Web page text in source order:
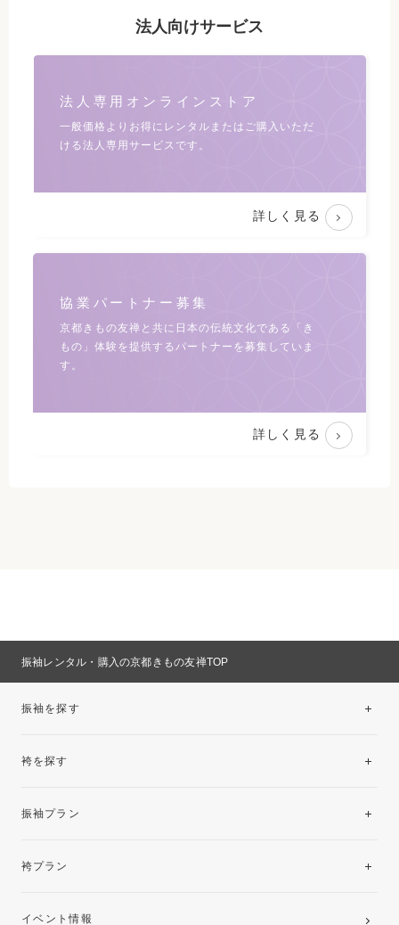
法人向けサービス
法人専用オンラインストア
一般価格よりお得にレンタルまたは ご購入いただ
ける法人専用サービスです。
詳しく見る
協業パートナー募集
京都きもの友禅と共に日本の伝統文化である
「き
もの」体験を提供するパートナーを募集していま
す。
詳しく見る
振袖レンタル・購入の京都きもの友禅TOP
振袖を探す
袴を探す
振袖プラン
レンタルプラン
袴プラン
卒業袴レンタルプラン
イベント情報